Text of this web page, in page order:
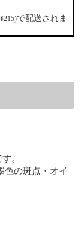
で配送されま
。
色の斑点・オイ